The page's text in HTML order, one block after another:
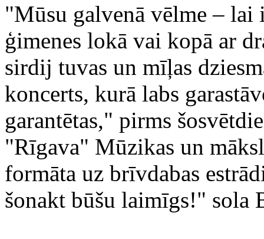
"Mūsu galvenā vēlme – lai
ģimenes lokā vai kopā ar
sirdij tuvas un mīļas
koncerts, kurā labs
garantētas," pirms
"Rīgava" Mūzikas un
formāta uz brīvdabas
šonakt būšu laimīgs!" sola